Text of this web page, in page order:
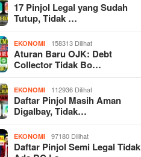
17 Pinjol Legal yang Sudah
Tutup, Tidak …
EKONOMI 158313 Dilihat
Aturan Baru OJK: Debt
Collector Tidak Bo…
EKONOMI 112936 Dilihat
Daftar Pinjol Masih Aman
Digalbay, Tidak…
EKONOMI 97180 Dilihat
Daftar Pinjol Semi Legal Tidak